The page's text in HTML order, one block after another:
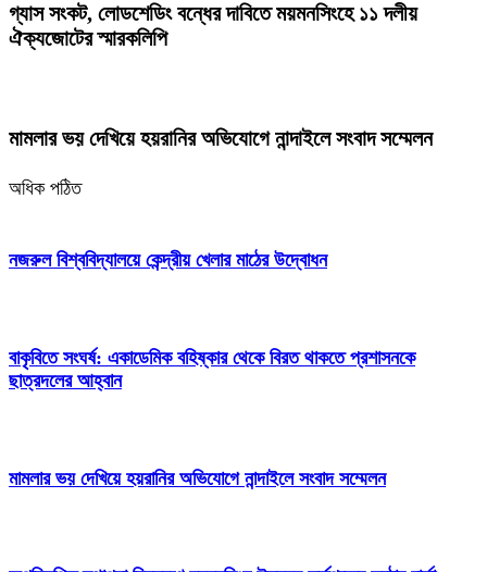
গ্যাস সংকট, লোডশেডিং বন্ধের দাবিতে ময়মনসিংহে ১১ দলীয়
ঐক্যজোটের স্মারকলিপি
মামলার ভয় দেখিয়ে হয়রানির অভিযোগে নান্দাইলে সংবাদ সম্মেলন
অধিক পঠিত
নজরুল বিশ্ববিদ্যালয়ে কেন্দ্রীয় খেলার মাঠের উদ্বোধন
বাকৃবিতে সংঘর্ষ: একাডেমিক বহিষ্কার থেকে বিরত থাকতে প্রশাসনকে
ছাত্রদলের আহ্বান
মামলার ভয় দেখিয়ে হয়রানির অভিযোগে নান্দাইলে সংবাদ সম্মেলন